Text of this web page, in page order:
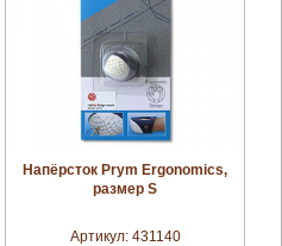
увеличить
Напёрсток Prym Ergonomics,
размер S
Артикул: 431140